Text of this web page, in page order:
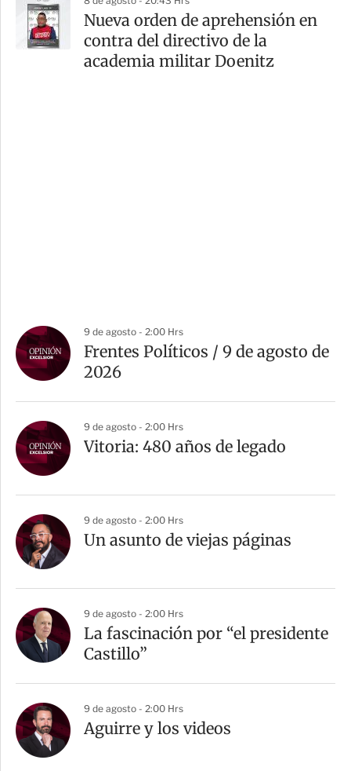
Nueva orden de aprehensión en
contra del directivo de la
academia militar Doenitz
9 de agosto - 2:00 Hrs
Frentes Políticos / 9 de agosto de
2026
9 de agosto - 2:00 Hrs
Vitoria: 480 años de legado
9 de agosto - 2:00 Hrs
Un asunto de viejas páginas
9 de agosto - 2:00 Hrs
La fascinación por “el presidente
Castillo”
9 de agosto - 2:00 Hrs
Aguirre y los videos